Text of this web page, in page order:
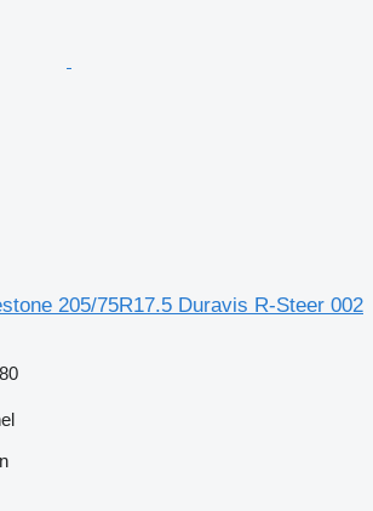
205/75R17.5 Duravis R-Steer 002